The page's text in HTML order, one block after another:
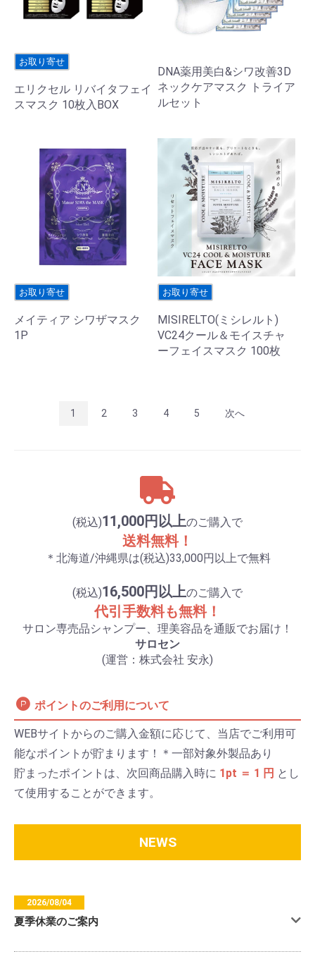
(税込)11,000円以上のご購入で
送料無料！
＊北海道/沖縄県は(税込)33,000円以上で無料
(税込)16,500円以上のご購入で
代引手数料も無料！
サロン専売品シャンプー、理美容品を通販でお届け！
サロセン
(運営：株式会社 安永)
ポイントのご利用について
WEBサイトからのご購入金額に応じて、当店でご利用可
能なポイントが貯まります！＊一部対象外製品あり
貯まったポイントは、次回商品購入時に 1pt ＝ 1 円 とし
て使用することができます。
NEWS
2026/08/04
夏季休業のご案内
お取り寄せ
エリクセル リバイタフェイ
スマスク 10枚入BOX
DNA薬用美白&シワ改善3D
ネックケアマスク トライア
ルセット
お取り寄せ
メイティア シワザマスク
1P
お取り寄せ
MISIRELTO(ミシレルト)
VC24クール＆モイスチャ
ーフェイスマスク 100枚
1 2 3 4 5 次へ